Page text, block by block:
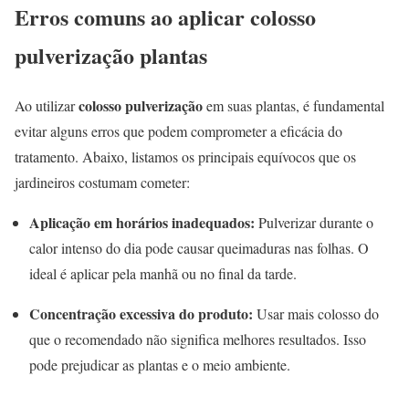
Erros comuns ao aplicar colosso
pulverização plantas
Ao utilizarcolosso pulverizaçãoem suas plantas, é fundamental
evitar alguns erros que podem comprometer a eficácia do
tratamento. Abaixo, listamos os principais equívocos que os
jardineiros costumam cometer:
Aplicação em horários inadequados: Pulverizar durante o
calor intenso do dia pode causar queimaduras nas folhas. O
ideal é aplicar pela manhã ou no final da tarde.
Concentração excessiva do produto: Usar mais colosso do
que o recomendado não significa melhores resultados. Isso
pode prejudicar as plantas e o meio ambiente.